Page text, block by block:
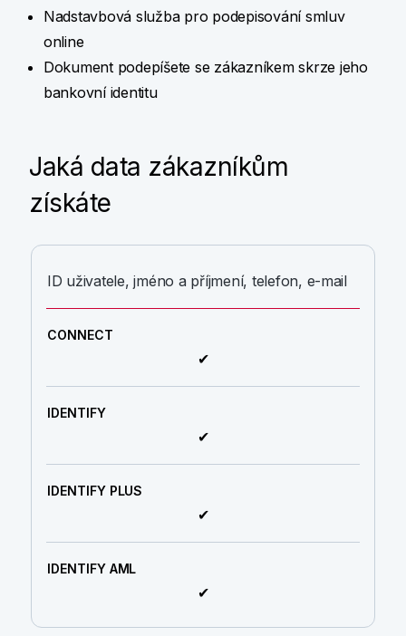
Nadstavbová služba pro podepisování smluv
online
Dokument podepíšete se zákazníkem skrze jeho
bankovní identitu
Jaká data zákazníkům
získáte
ID uživatele, jméno a příjmení, telefon, e-mail
✔
✔
✔
✔